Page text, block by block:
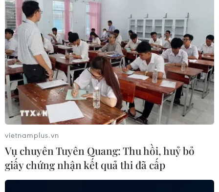
vietnamplus.vn
Vụ chuyên Tuyên Quang: Thu hồi, huỷ bỏ
giấy chứng nhận kết quả thi đã cấp